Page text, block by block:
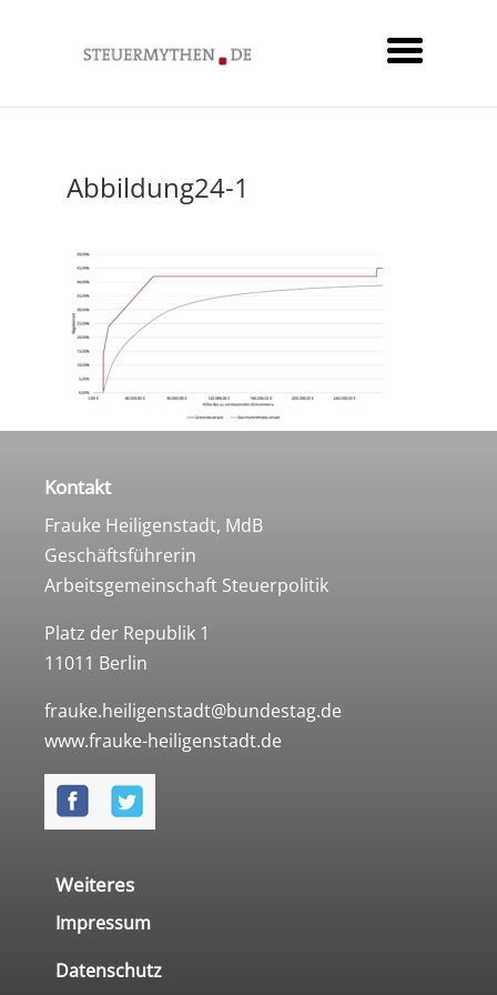
Abbildung24-1
Kontakt
Frauke Heiligenstadt, MdB
Geschäftsführerin
Arbeitsgemeinschaft Steuerpolitik
Platz der Republik 1
11011 Berlin
frauke.heiligenstadt@bundestag.de
www.frauke-heiligenstadt.de
Weiteres
Impressum
Datenschutz